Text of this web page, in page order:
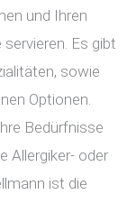
und Ihren
Es gibt
sowie
Optionen.
Bedürfnisse
Allergiker- oder
ist die